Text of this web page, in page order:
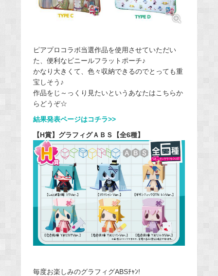
ピアプロコラボ当選作品を使用させていただい
た、便利なビニールフラットポーチ♪
かなり大きくて、色々収納できるのでとっても重
宝しそう♪
作品をじ～っくり見たいというあなたはこちらか
らどうぞ☆
結果発表ページはコチラ>>
【H賞】グラフィグＡＢＳ【全6種】
毎度お楽しみのグラフィグABSﾁｬﾝ!